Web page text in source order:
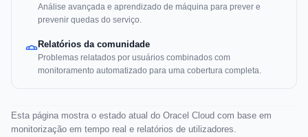
Análise avançada e aprendizado de máquina para prever e
prevenir quedas do serviço.
Relatórios da comunidade
Problemas relatados por usuários combinados com
monitoramento automatizado para uma cobertura completa.
Esta página mostra o estado atual do Oracel Cloud com base em
monitorização em tempo real e relatórios de utilizadores.